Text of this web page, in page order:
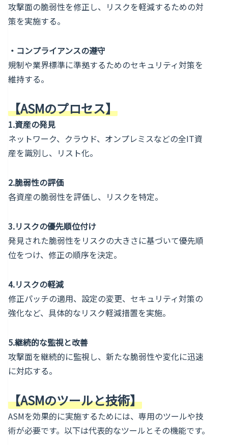
攻撃面の脆弱性を修正し、リスクを軽減するための対
策を実施する。
・コンプライアンスの遵守
規制や業界標準に準拠するためのセキュリティ対策を
維持する。
【ASMのプロセス】
1.資産の発見
ネットワーク、クラウド、オンプレミスなどの全IT資
産を識別し、リスト化。
2.脆弱性の評価
各資産の脆弱性を評価し、リスクを特定。
3.リスクの優先順位付け
発見された脆弱性をリスクの大きさに基づいて優先順
位をつけ、修正の順序を決定。
4.リスクの軽減
修正パッチの適用、設定の変更、セキュリティ対策の
強化など、具体的なリスク軽減措置を実施。
5.継続的な監視と改善
攻撃面を継続的に監視し、新たな脆弱性や変化に迅速
に対応する。
【ASMのツールと技術】
ASMを効果的に実施するためには、専用のツールや技
術が必要です。以下は代表的なツールとその機能です。